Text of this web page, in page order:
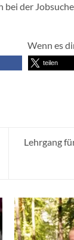
der
Wenn es
teilen
Lehrgang